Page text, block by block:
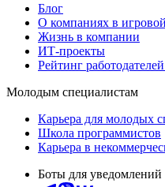
Блог
О компаниях в
Жизнь в компании
ИТ-проекты
Рейтинг
Молодым специалистам
Карьера для молодых
Школа программистов
Карьера в
Боты для уведомлений